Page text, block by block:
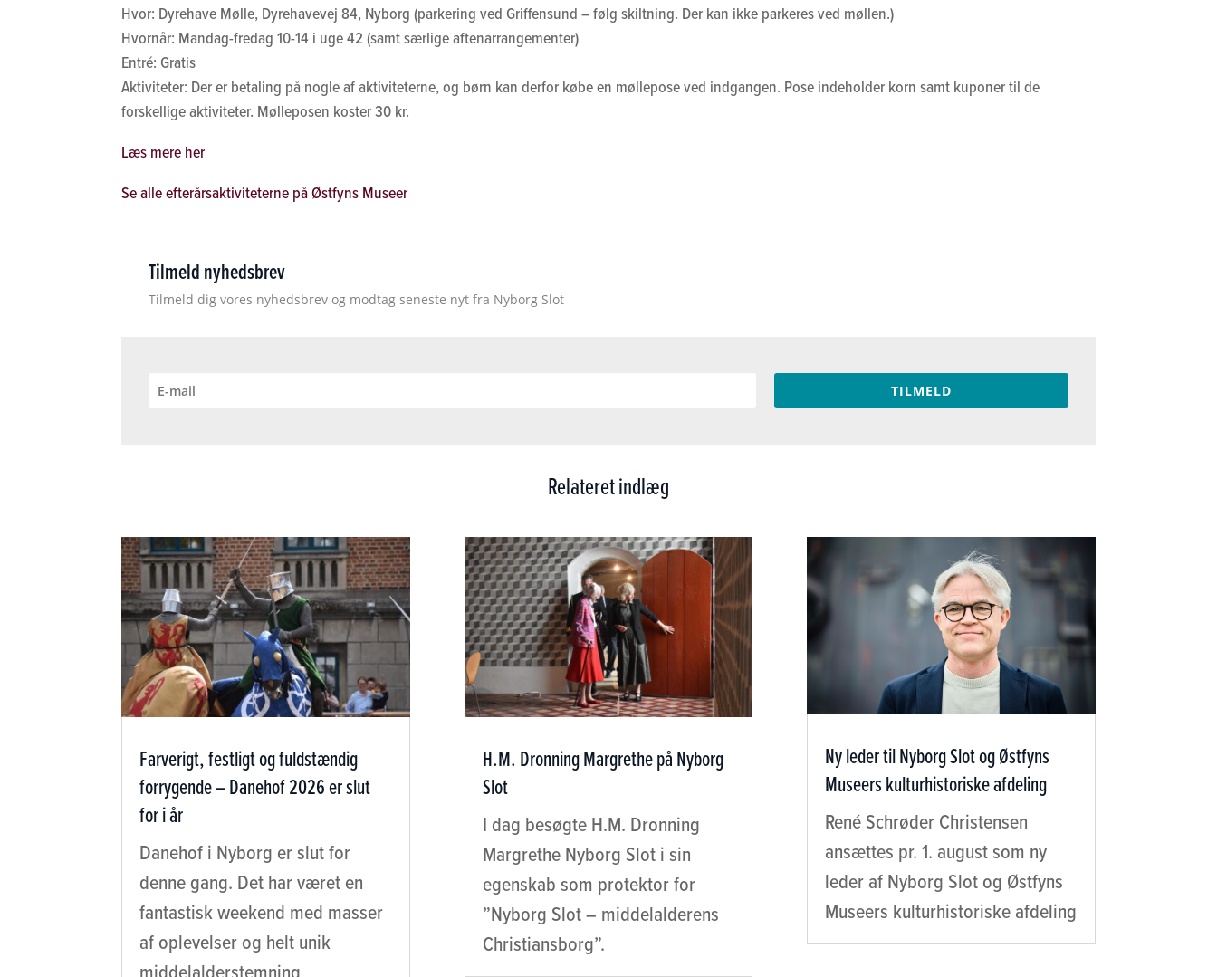
Hvor: Dyrehave Mølle, Dyrehavevej 84, Nyborg (parkering ved Griffensund – følg skiltning. Der kan ikke parkeres ved møllen.)
Hvornår: Mandag-fredag 10-14 i uge 42 (samt særlige aftenarrangementer)
Entré: Gratis
Aktiviteter: Der er betaling på nogle af aktiviteterne, og børn kan derfor købe en møllepose ved indgangen. Pose indeholder korn samt kuponer til de
forskellige aktiviteter. Mølleposen koster 30 kr.
Læs mere her
Se alle efterårsaktiviteterne på Østfyns Museer
Tilmeld nyhedsbrev
Tilmeld dig vores nyhedsbrev og modtag seneste nyt fra Nyborg Slot
TILMELD
Relateret indlæg
Farverigt, festligt og fuldstændig
forrygende – Danehof 2026 er slut
for i år
Danehof i Nyborg er slut for
denne gang. Det har været en
fantastisk weekend med masser
af oplevelser og helt unik
H.M. Dronning Margrethe på Nyborg
Slot
I dag besøgte H.M. Dronning
Margrethe Nyborg Slot i sin
egenskab som protektor for
”Nyborg Slot – middelalderens
Christiansborg”.
Ny leder til Nyborg Slot og Østfyns
Museers kulturhistoriske afdeling
René Schrøder Christensen
ansættes pr. 1. august som ny
leder af Nyborg Slot og Østfyns
Museers kulturhistoriske afdeling